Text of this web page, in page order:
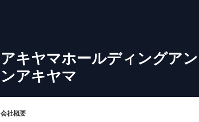
アキヤマホールディングア
ンアキヤマ
会社概要